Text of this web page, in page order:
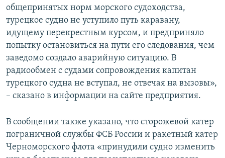
общепринятых норм морского судоходства,
турецкое судно не уступило путь каравану,
идущему перекрестным курсом, и предприняло
попытку остановиться на пути его следования, чем
заведомо создало аварийную ситуацию. В
радиообмен с судами сопровождения капитан
турецкого судна не вступал, не отвечая на вызовы»,
– сказано в информации на сайте предприятия.
В сообщении также указано, что сторожевой катер
пограничной службы ФСБ России и ракетный катер
Черноморского флота «принудили судно изменить